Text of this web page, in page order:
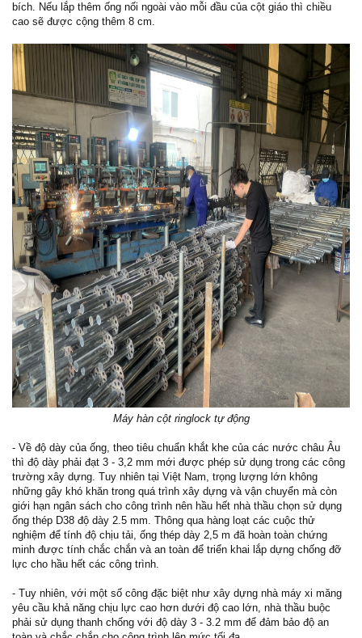
bích. Nếu lắp thêm ống nối ngoài vào mỗi đầu của cột giáo thì chiều
cao sẽ được cộng thêm 8 cm.
Máy hàn cột ringlock tự động
- Về độ dày của ống, theo tiêu chuẩn khắt khe của các nước châu Âu
thì độ dày phải đạt 3 - 3,2 mm mới được phép sử dụng trong các công
trường xây dựng. Tuy nhiên tại Việt Nam, trọng lượng lớn không
những gây khó khăn trong quá trình xây dựng và vận chuyển mà còn
giới hạn ngân sách cho công trình nên hầu hết nhà thầu chọn sử dụng
ống thép D38 độ dày 2.5 mm. Thông qua hàng loạt các cuộc thử
nghiệm để tính độ chịu tải, ống thép dày 2,5 m đã hoàn toàn chứng
minh được tính chắc chắn và an toàn để triển khai lắp dựng chống đỡ
lực cho hầu hết các công trình.
- Tuy nhiên, với một số công đặc biệt như xây dựng nhà máy xi măng
yêu cầu khả năng chịu lực cao hơn dưới độ cao lớn, nhà thầu buộc
phải sử dụng thanh chống với độ dày 3 - 3.2 mm để đảm bảo độ an